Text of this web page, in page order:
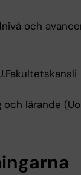
och
lärande